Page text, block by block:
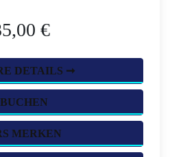
€
DETAILS ➞
BUCHEN
MERKEN